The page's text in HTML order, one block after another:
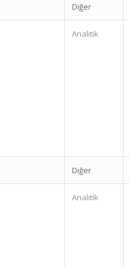
Diğer
Analitik
Diğer
Analitik